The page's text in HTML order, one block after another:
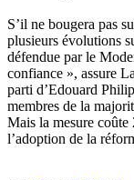
S’il ne bougera pas
plusieurs évolutions
défendue par le
confiance », assure
parti d’Edouard
membres de la
Mais la mesure coûte
l’adoption de la